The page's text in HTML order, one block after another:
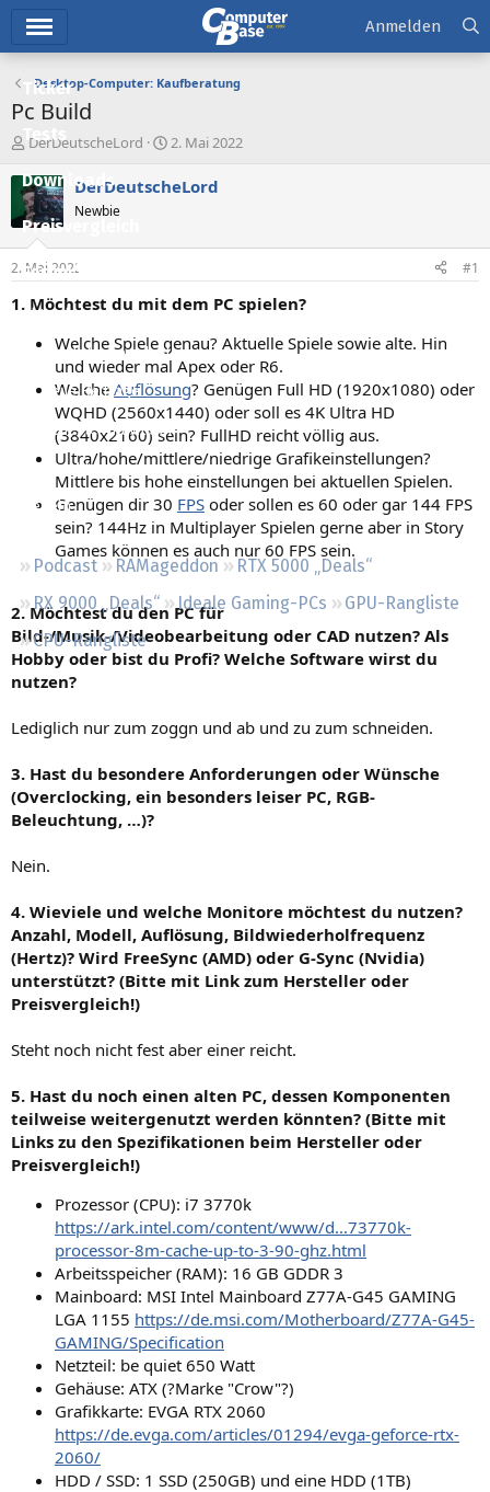
Ticker
Tests
Downloads
Preisvergleich
Forum
Aktuelles
Empfohlene Inhalte
Neue Beiträge
Neueste Aktivitäten
Leserartikel
Regeln
Podcast RAMageddon
RTX 5000 „Deals“
RX 9000 „Deals“
Ideale Gaming-PCs
GPU-Rangliste
CPU-Rangliste
Anmelden
Desktop-Computer: Kaufberatung
Pc Build
E
s
t
e
l
e
r
DerDeutscheLord
E
s
t
a
2. Mai 2022
DerDeutscheLord
Newbie
2. Mai 2022 #1
1. Möchtest du mit dem PC spielen?
Welche Spiele genau? Aktuelle Spiele sowie alte. Hin
und wieder mal Apex oder R6.
Welche Auflösung? Genügen Full HD (1920x1080) oder
WQHD (2560x1440) oder soll es 4K Ultra HD
(3840x2160) sein? FullHD reicht völlig aus.
Ultra/hohe/mittlere/niedrige Grafikeinstellungen?
Mittlere bis hohe einstellungen bei aktuellen Spielen.
Genügen dir 30 FPS oder sollen es 60 oder gar 144 FPS
sein? 144Hz in Multiplayer Spielen gerne aber in Story
Games können es auch nur 60 FPS sein.
2. Möchtest du den PC für
Bild-/Musik-/Videobearbeitung oder CAD nutzen? Als
Hobby oder bist du Profi? Welche Software wirst du
nutzen?
Lediglich nur zum zoggn und ab und zu zum schneiden.
3. Hast du besondere Anforderungen oder Wünsche
(Overclocking, ein besonders leiser PC, RGB-
Beleuchtung, …)?
Nein.
4. Wieviele und welche Monitore möchtest du nutzen?
Anzahl, Modell, Auflösung, Bildwiederholfrequenz
(Hertz)? Wird FreeSync (AMD) oder G-Sync (Nvidia)
unterstützt? (Bitte mit Link zum Hersteller oder
Preisvergleich!)
Steht noch nicht fest aber einer reicht.
5. Hast du noch einen alten PC, dessen Komponenten
teilweise weitergenutzt werden könnten? (Bitte mit
Links zu den Spezifikationen beim Hersteller oder
Preisvergleich!)
Prozessor (CPU): i7 3770k
https://ark.intel.com/content/www/d...73770k-
processor-8m-cache-up-to-3-90-ghz.html
Arbeitsspeicher (RAM): 16 GB GDDR 3
Mainboard: MSI Intel Mainboard Z77A-G45 GAMING
LGA 1155 https://de.msi.com/Motherboard/Z77A-G45-
GAMING/Specification
Netzteil: be quiet 650 Watt
Gehäuse: ATX (?Marke "Crow"?)
Grafikkarte: EVGA RTX 2060
https://de.evga.com/articles/01294/evga-geforce-rtx-
2060/
HDD / SSD: 1 SSD (250GB) und eine HDD (1TB)